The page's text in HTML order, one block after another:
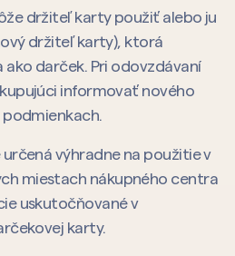
držiteľ karty použiť alebo ju
držiteľ karty), ktorá
darček. Pri odovzdávaní
informovať nového
výhradne na použitie v
miestach nákupného centra
uskutočňované v
karty.